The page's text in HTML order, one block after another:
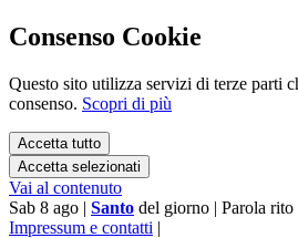
Consenso Cookie
Questo sito utilizza servizi di terze parti
consenso. Scopri di più
Accetta tutto
Accetta selezionati
Vai al contenuto
Sab 8 ago | Santo del giorno | Parola rito
Impressum e contatti |